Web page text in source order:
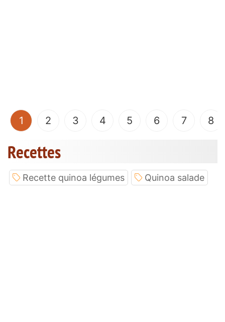
1 (current)
2 3 4 5 6 7 8
Recettes
Recette quinoa légumes Quinoa salade